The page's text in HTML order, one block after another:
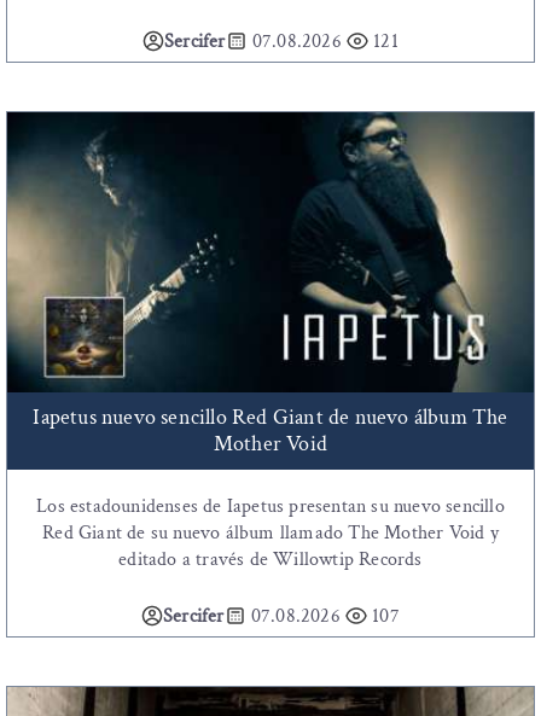
Sercifer 07.08.2026 121
Iapetus nuevo sencillo Red Giant de nuevo álbum The
Mother Void
Los estadounidenses de Iapetus presentan su nuevo sencillo
Red Giant de su nuevo álbum llamado The Mother Void y
editado a través de Willowtip Records
Sercifer 07.08.2026 107